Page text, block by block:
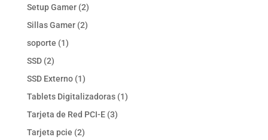
Setup Gamer 22
productos
Sillas Gamer 22
soporte 11
SSD 22
productos
SSD Externo 11
producto
Tablets Digitalizadoras 11
Tarjeta de Red PCI-E 33
Tarjeta pcie 22